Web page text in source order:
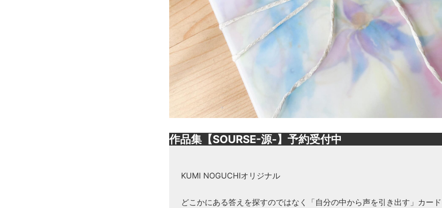
作品集【SOURSE-源-】予約受付中
KUMI NOGUCHIオリジナル
どこかにある答えを探すのではなく「自分の中から声を引き出す」カー